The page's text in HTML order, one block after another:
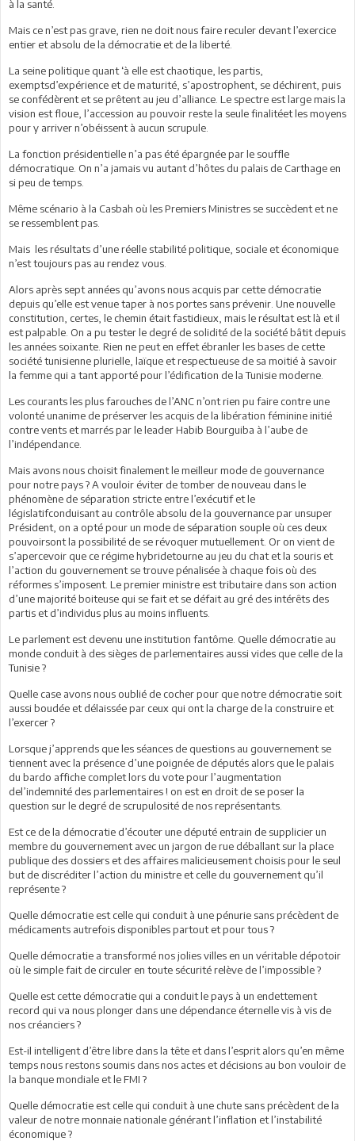
à la santé.
Mais ce n’est pas grave, rien ne doit nous faire reculer devant l’exercice
entier et absolu de la démocratie et de la liberté.
La seine politique quant ‘à elle est chaotique, les partis,
exemptsd’expérience et de maturité, s’apostrophent, se déchirent, puis
se confédèrent et se prêtent au jeu d’alliance. Le spectre est large mais la
vision est floue, l’accession au pouvoir reste la seule finalitéet les moyens
pour y arriver n’obéissent à aucun scrupule.
La fonction présidentielle n’a pas été épargnée par le souffle
démocratique. On n’a jamais vu autant d’hôtes du palais de Carthage en
si peu de temps.
Même scénario à la Casbah où les Premiers Ministres se succèdent et ne
se ressemblent pas.
Mais les résultats d’une réelle stabilité politique, sociale et économique
n’est toujours pas au rendez vous.
Alors après sept années qu’avons nous acquis par cette démocratie
depuis qu’elle est venue taper à nos portes sans prévenir. Une nouvelle
constitution, certes, le chemin était fastidieux, mais le résultat est là et il
est palpable. On a pu tester le degré de solidité de la société bâtit depuis
les années soixante. Rien ne peut en effet ébranler les bases de cette
société tunisienne plurielle, laïque et respectueuse de sa moitié à savoir
la femme qui a tant apporté pour l’édification de la Tunisie moderne.
Les courants les plus farouches de l’ANC n’ont rien pu faire contre une
volonté unanime de préserver les acquis de la libération féminine initié
contre vents et marrés par le leader Habib Bourguiba à l’aube de
l’indépendance.
Mais avons nous choisit finalement le meilleur mode de gouvernance
pour notre pays ? A vouloir éviter de tomber de nouveau dans le
phénomène de séparation stricte entre l’exécutif et le
législatifconduisant au contrôle absolu de la gouvernance par unsuper
Président, on a opté pour un mode de séparation souple où ces deux
pouvoirsont la possibilité de se révoquer mutuellement. Or on vient de
s’apercevoir que ce régime hybridetourne au jeu du chat et la souris et
l’action du gouvernement se trouve pénalisée à chaque fois où des
réformes s’imposent. Le premier ministre est tributaire dans son action
d’une majorité boiteuse qui se fait et se défait au gré des intérêts des
partis et d’individus plus au moins influents.
Le parlement est devenu une institution fantôme. Quelle démocratie au
monde conduit à des sièges de parlementaires aussi vides que celle de la
Tunisie ?
Quelle case avons nous oublié de cocher pour que notre démocratie soit
aussi boudée et délaissée par ceux qui ont la charge de la construire et
l’exercer ?
Lorsque j’apprends que les séances de questions au gouvernement se
tiennent avec la présence d’une poignée de députés alors que le palais
du bardo affiche complet lors du vote pour l’augmentation
del’indemnité des parlementaires ! on est en droit de se poser la
question sur le degré de scrupulosité de nos représentants.
Est ce de la démocratie d’écouter une député entrain de supplicier un
membre du gouvernement avec un jargon de rue déballant sur la place
publique des dossiers et des affaires malicieusement choisis pour le seul
but de discréditer l’action du ministre et celle du gouvernement qu’il
représente ?
Quelle démocratie est celle qui conduit à une pénurie sans précèdent de
médicaments autrefois disponibles partout et pour tous ?
Quelle démocratie a transformé nos jolies villes en un véritable dépotoir
où le simple fait de circuler en toute sécurité relève de l’impossible ?
Quelle est cette démocratie qui a conduit le pays à un endettement
record qui va nous plonger dans une dépendance éternelle vis à vis de
nos créanciers ?
Est-il intelligent d’être libre dans la tête et dans l’esprit alors qu’en même
temps nous restons soumis dans nos actes et décisions au bon vouloir de
la banque mondiale et le FMI ?
Quelle démocratie est celle qui conduit à une chute sans précèdent de la
valeur de notre monnaie nationale générant l’inflation et l’instabilité
économique ?